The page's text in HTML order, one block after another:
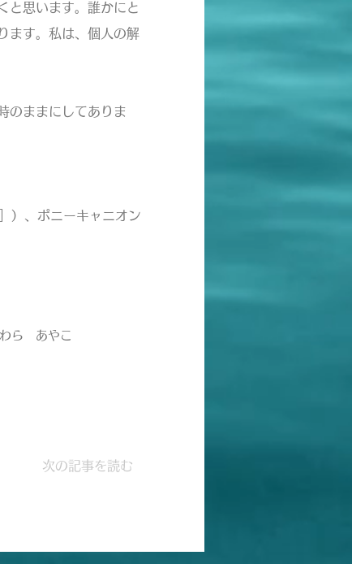
と思います。誰かにと
ます。私は、個人の解
のままにしてありま
）、ポニーキャニオン
わら あやこ
次の記事を読む